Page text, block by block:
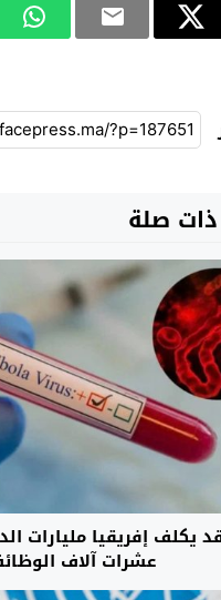
صلة
قد يكلف إفريقيا مليارات
عشرات آلاف